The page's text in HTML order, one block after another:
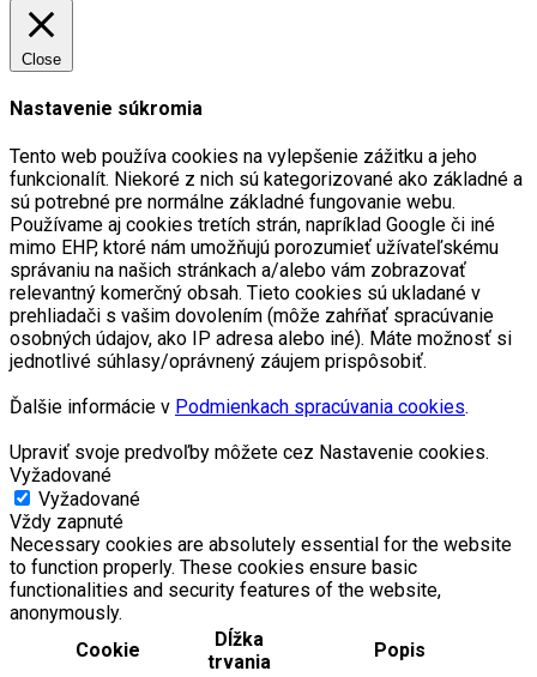
Close
Nastavenie súkromia
Tento web používa cookies na vylepšenie zážitku a jeho
funkcionalít. Niekoré z nich sú kategorizované ako základné a
sú potrebné pre normálne základné fungovanie webu.
Používame aj cookies tretích strán, napríklad Google či iné
mimo EHP, ktoré nám umožňujú porozumieť užívateľskému
správaniu na našich stránkach a/alebo vám zobrazovať
relevantný komerčný obsah. Tieto cookies sú ukladané v
prehliadači s vašim dovolením (môže zahŕňať spracúvanie
osobných údajov, ako IP adresa alebo iné). Máte možnosť si
jednotlivé súhlasy/oprávnený záujem prispôsobiť.
Ďalšie informácie v Podmienkach spracúvania cookies.
Upraviť svoje predvoľby môžete cez Nastavenie cookies.
Vyžadované
Vyžadované
Vždy zapnuté
Necessary cookies are absolutely essential for the website
to function properly. These cookies ensure basic
functionalities and security features of the website,
anonymously.
Cookie
Dĺžka
trvania
Popis